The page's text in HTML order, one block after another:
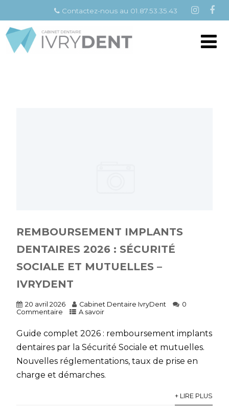
Contactez-nous au 01.87.53.35.43
REMBOURSEMENT IMPLANTS
DENTAIRES 2026 : SÉCURITÉ
SOCIALE ET MUTUELLES –
IVRYDENT
20 avril 2026 Cabinet Dentaire IvryDent
0
Commentaire
A savoir
Guide complet 2026 : remboursement implants
dentaires par la Sécurité Sociale et mutuelles.
Nouvelles réglementations, taux de prise en
charge et démarches.
+ LIRE PLUS